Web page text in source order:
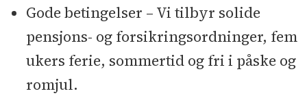
Gode betingelser – Vi tilbyr solide
pensjons- og forsikringsordninger, fem
ukers ferie, sommertid og fri i påske og
romjul.